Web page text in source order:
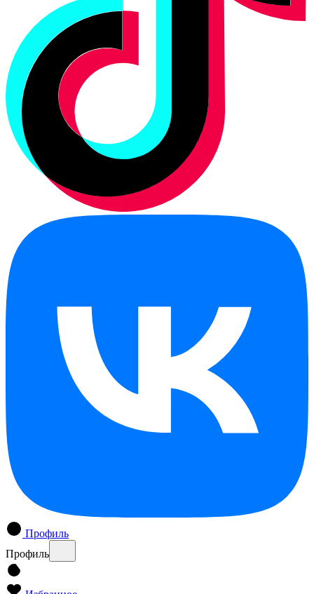
Профиль
Профиль